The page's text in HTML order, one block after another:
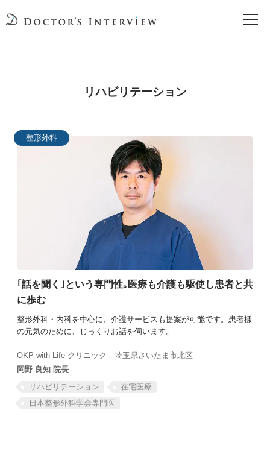
頼れるドクターが教える治療法
街の頼れるドクターたち
SEARCH
リハビリテーション
整形外科
｢話を聞く｣という専門性｡医療も介護も駆使し患者と共
に歩む
整形外科・内科を中心に、介護サービスも提案が可能です。患者様
の元気のために、じっくりお話を伺います。
OKP with Life クリニック 埼玉県さいたま市北区
岡野 良知 院長
リハビリテーション
在宅医療
日本整形外科学会専門医